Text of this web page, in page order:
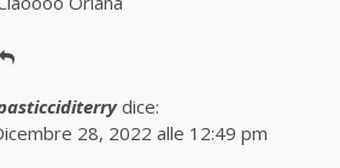
dice:
28, 2022 alle 12:49 pm